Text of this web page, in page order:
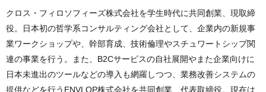
クロス・フィロソフィーズ株式会社を学生時代に共同創業、現取締
役。日本初の哲学系コンサルティング会社として、企業内の新規事
業ワークショップや、幹部育成、技術倫理やスチュワートシップ関
連の事業を行う。また、B2Cサービスの自社展開やまた企業向けに
日本未進出のツールなどの導入も網羅しつつ、業務改善システムの
提供などを行うENVLOP株式会社を共同創業、代表取締役。現在は